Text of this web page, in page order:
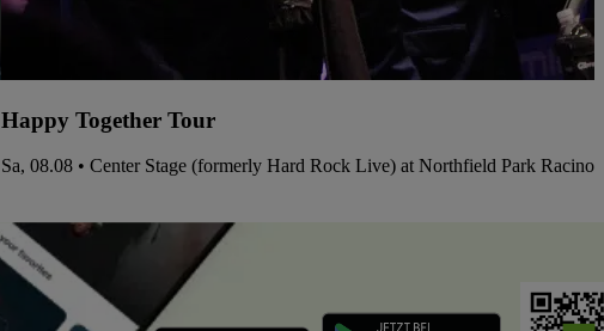
Happy Together Tour
Sa, 08.08 • Center Stage (formerly Hard Rock Live) at Northfield Park Racino